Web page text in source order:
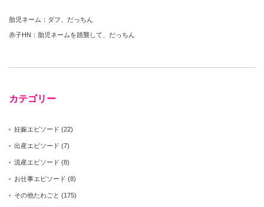
胎児ネーム：ダフ、だっちん
赤子HN：胎児ネームを踏襲して、だっちん
カテゴリー
妊娠エピソード (22)
出産エピソード (7)
流産エピソード (8)
お仕事エピソード (8)
その他たわごと (175)